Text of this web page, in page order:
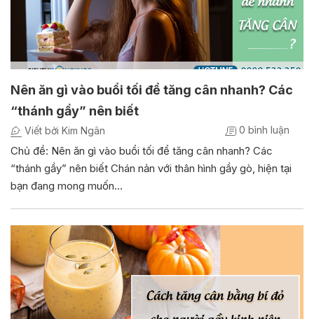
Nên ăn gì vào buổi tối để tăng cân nhanh? Các
“thánh gầy” nên biết
Viết bởi Kim Ngân 0 bình luận
Chủ đề: Nên ăn gì vào buổi tối để tăng cân nhanh? Các
“thánh gầy” nên biết Chán nản với thân hình gầy gò, hiện tại
bạn đang mong muốn…